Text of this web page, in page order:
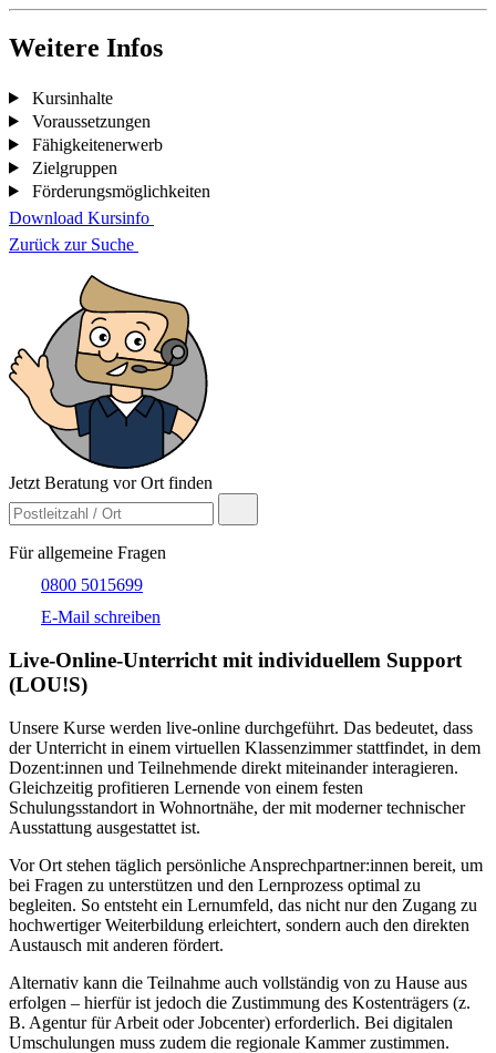
Weitere Infos
Kursinhalte
Voraussetzungen
Fähigkeitenerwerb
Zielgruppen
Förderungsmöglichkeiten
Download Kursinfo
Zurück zur Suche
Jetzt Beratung vor Ort finden
Für allgemeine Fragen
0800 5015699
E-Mail schreiben
Live-​Online-Unterricht mit individuellem Support
(LOU!S)
Unsere Kurse werden live-online durchgeführt. Das bedeutet, dass
der Unterricht in einem virtuellen Klassenzimmer stattfindet, in dem
Dozent:innen und Teilnehmende direkt miteinander interagieren.
Gleichzeitig profitieren Lernende von einem festen
Schulungsstandort in Wohnortnähe, der mit moderner technischer
Ausstattung ausgestattet ist.
Vor Ort stehen täglich persönliche Ansprechpartner:innen bereit, um
bei Fragen zu unterstützen und den Lernprozess optimal zu
begleiten. So entsteht ein Lernumfeld, das nicht nur den Zugang zu
hochwertiger Weiterbildung erleichtert, sondern auch den direkten
Austausch mit anderen fördert.
Alternativ kann die Teilnahme auch vollständig von zu Hause aus
erfolgen – hierfür ist jedoch die Zustimmung des Kostenträgers (z.
B. Agentur für Arbeit oder Jobcenter) erforderlich. Bei digitalen
Umschulungen muss zudem die regionale Kammer zustimmen.